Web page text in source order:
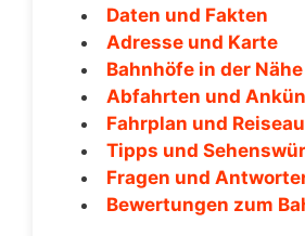
Daten und Fakten
Adresse und Karte
Bahnhöfe in der Nähe
Abfahrten und
Fahrplan und
Tipps und
Fragen und
Bewertungen zum